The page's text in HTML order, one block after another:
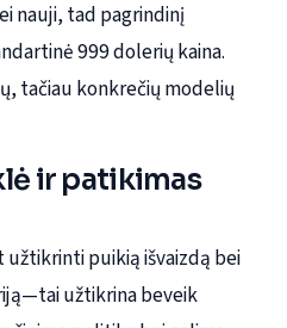
nauji, tad pagrindinį
999 dolerių kaina.
tačiau konkrečių modelių
ir patikimas
užtikrinti puikią išvaizdą bei
užtikrina beveik